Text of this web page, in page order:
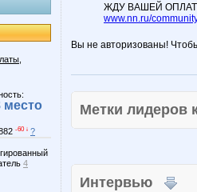
место
-60 ↓ ?
4
ЖДУ ВАШЕЙ
www.nn.ru/
Вы не авторизованы!
Метки
Интервью